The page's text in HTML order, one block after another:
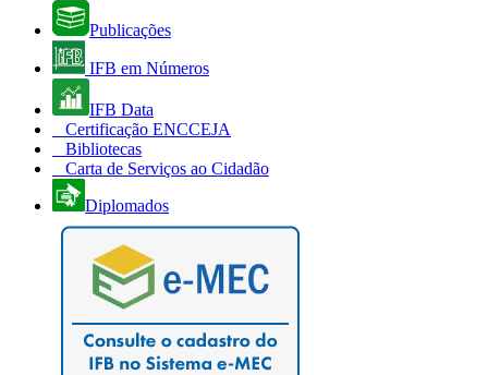
Publicações
IFB em Números
IFB Data
Certificação ENCCEJA
Bibliotecas
Carta de Serviços ao Cidadão
Diplomados